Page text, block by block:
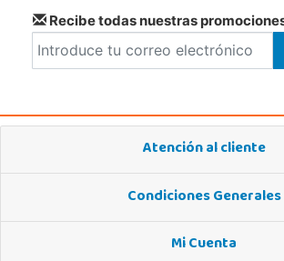
Recibe todas nuestras
Atención al cliente
Condiciones Generales
Mi Cuenta